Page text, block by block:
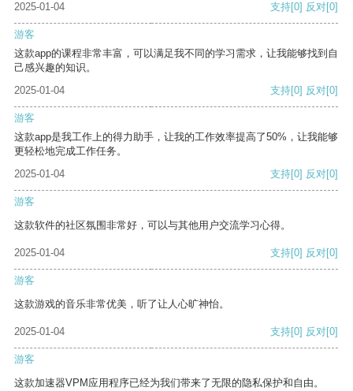
2025-01-04 支持[0] 反对[0]
游客
这款app的课程非常丰富，可以满足我不同的学习需求，让我能够找到自
己感兴趣的知识。
2025-01-04
支持[0] 反对[0]
游客
这款app是我工作上的得力助手，让我的工作效率提高了50%，让我能够
更轻松地完成工作任务。
2025-01-04
支持[0] 反对[0]
游客
这款软件的社区氛围非常好，可以与其他用户交流学习心得。
2025-01-04 支持[0] 反对[0]
游客
这款游戏的音乐非常优美，听了让人心旷神怡。
2025-01-04 支持[0] 反对[0]
游客
这款加速器VPM应用程序已经为我们带来了无限的隐私保护和自由。